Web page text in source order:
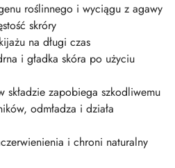
roślinnego i wyciągu z agawy
skróry
na długi czas
i gładka skóra po użyciu
składzie zapobiega szkodliwemu
odmładza i działa
i chroni naturalny